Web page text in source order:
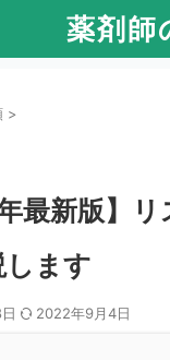
薬剤師
>
最新版】
します
2022年9月4日